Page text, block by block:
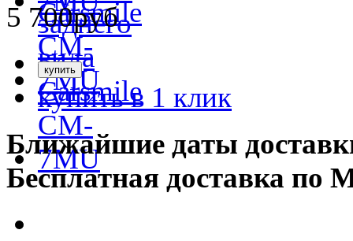
5 700руб
купить в 1 клик
Ближайшие даты
Бесплатная доставка по